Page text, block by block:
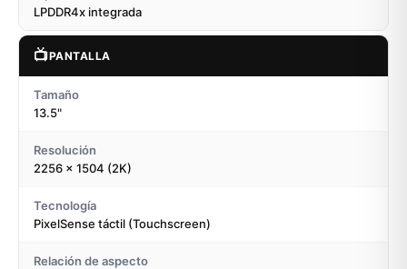
LPDDR4x integrada
📺PANTALLA
Tamaño
13.5"
Resolución
2256 x 1504 (2K)
Tecnología
PixelSense táctil (Touchscreen)
Relación de aspecto